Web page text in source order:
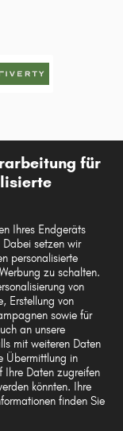
Datenbank, dürfen nicht
der Daten und der
oder die
Jegliche
des Urheberrechts dar
für
Ihres Endgeräts
setzen wir
personalisierte
zu schalten.
von
Erstellung von
sowie für
an unsere
mit weiteren Daten
Übermittlung in
Ihre Daten zugreifen
könnten. Ihre
finden Sie